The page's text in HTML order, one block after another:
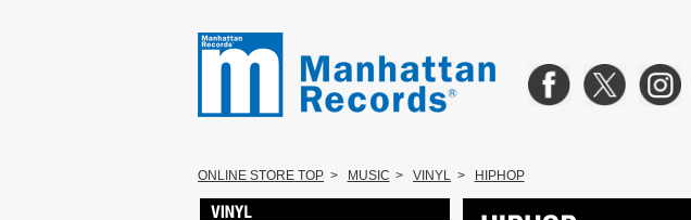
ONLINE STORE TOP > MUSIC > VINYL > HIPHOP